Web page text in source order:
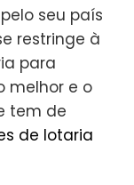
seu país
restringe à
para
melhor e o
tem de
de lotaria